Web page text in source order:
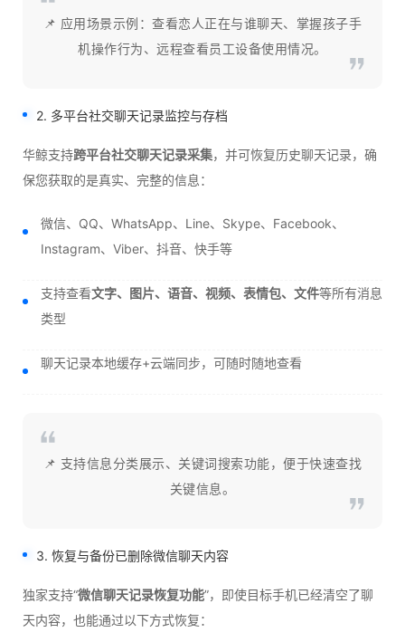
📌 应用场景示例：查看恋人正在与谁聊天、掌握孩子手
机操作行为、远程查看员工设备使用情况。
2. 多平台社交聊天记录监控与存档
华鲸支持跨平台社交聊天记录采集，并可恢复历史聊天记录，确
保您获取的是真实、完整的信息：
微信、QQ、WhatsApp、Line、Skype、Facebook、
Instagram、Viber、抖音、快手等
支持查看文字、图片、语音、视频、表情包、文件等所有消息
类型
聊天记录本地缓存+云端同步，可随时随地查看
📌 支持信息分类展示、关键词搜索功能，便于快速查找
关键信息。
3. 恢复与备份已删除微信聊天内容
独家支持“微信聊天记录恢复功能”，即使目标手机已经清空了聊
天内容，也能通过以下方式恢复：